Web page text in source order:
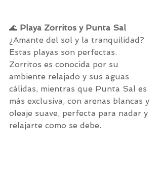
🌊 Playa Zorritos y Punta Sal
¿Amante del sol y la tranquilidad?
Estas playas son perfectas.
Zorritos es conocida por su
ambiente relajado y sus aguas
cálidas, mientras que Punta Sal es
más exclusiva, con arenas blancas y
oleaje suave, perfecta para nadar y
relajarte como se debe.